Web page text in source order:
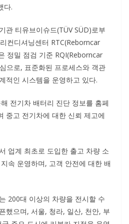
다.
관 티유브이슈드(TÜV SÜD)로부
컨디셔닝센터 RTC(Reborncar
정밀 점검 기준 RQI(Reborncar
으로, 표준화된 프로세스와 객관
적인 시스템을 운영하고 있다.
전기차 배터리 진단 정보를 홈페
중고 전기차에 대한 신뢰 제고에
업계 최초로 도입한 출고 차량 소
속 운영하며, 고객 안전에 대한 배
200대 이상의 차량을 전시할 수
했으며, 서울, 청라, 일산, 천안, 부